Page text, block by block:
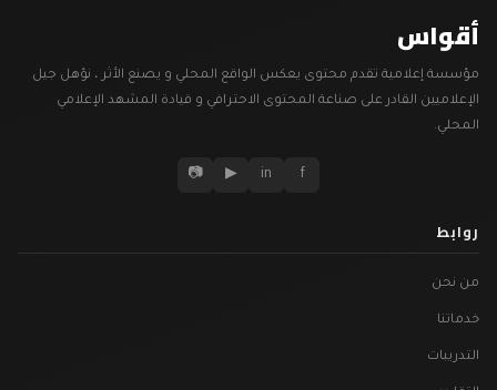
أقواس
مؤسسة إعلامية تقدم محتوى يعكس الواقع المحلي و يصنع الأثر ، نؤهل جيل
الإعلاميين القادر على صناعة المحتوى الاحترافي و قيادة المشهد الإعلامي
المحلي.
f
in
▶
📷
روابط
من نحن
خدماتنا
التدريبات